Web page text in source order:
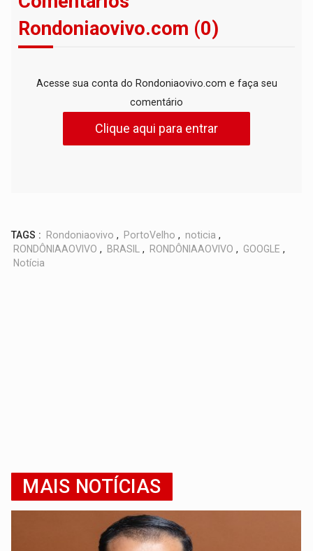
Rondoniaovivo.com (0)
Acesse sua conta do Rondoniaovivo.com e faça seu
comentário
Clique aqui para entrar
TAGS : Rondoniaovivo , PortoVelho , noticia ,
RONDÔNIAAOVIVO , BRASIL , RONDÔNIAAOVIVO , GOOGLE ,
Notícia
MAIS NOTÍCIAS